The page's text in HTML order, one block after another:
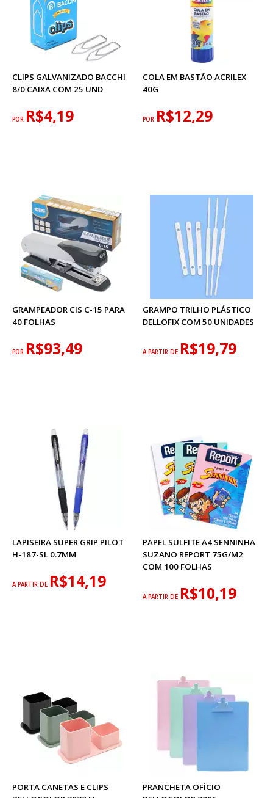
CLIPS GALVANIZADO BACCHI
8/0 CAIXA COM 25 UND
POR R$4,19
COLA EM BASTÃO ACRILEX
40G
POR R$12,29
GRAMPEADOR CIS C-15 PARA
40 FOLHAS
POR R$93,49
GRAMPO TRILHO PLÁSTICO
DELLOFIX COM 50 UNIDADES
A PARTIR DE R$19,79
LAPISEIRA SUPER GRIP PILOT
H-187-SL 0.7MM
A PARTIR DE R$14,19
PAPEL SULFITE A4 SENNINHA
SUZANO REPORT 75G/M2
COM 100 FOLHAS
A PARTIR DE R$10,19
PORTA CANETAS E CLIPS
PRANCHETA OFÍCIO